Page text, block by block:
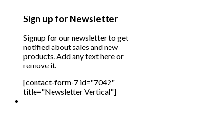
Sign up for Newsletter
Signup for our newsletter to get
notified about sales and new
products. Add any text here or
remove it.
[contact-form-7 id="7042"
title="Newsletter Vertical"]